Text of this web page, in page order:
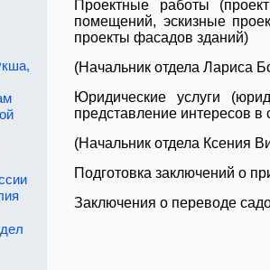
Проектные работы
помещений, эскизные
проекты фасадов зданий)
(Начальник отдела Лариса
Юридические услуги
представление интересов в
(Начальник отдела Ксения
Подготовка заключений о
Заключения о переводе